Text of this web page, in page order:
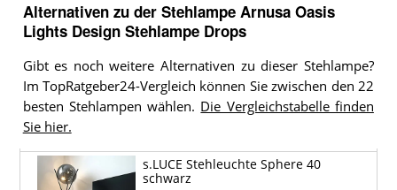
Alternativen zu der Stehlampe Arnusa Oasis
Lights Design Stehlampe Drops
Gibt es noch weitere Alternativen zu dieser Stehlampe?
Im TopRatgeber24-Vergleich können Sie zwischen den 22
besten Stehlampen wählen. Die Vergleichstabelle finden
Sie hier.
s.LUCE Stehleuchte Sphere 40
schwarz